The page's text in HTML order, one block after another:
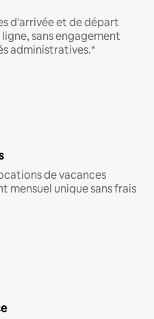
d'arrivée et de départ
sans engagement
administratives.*
de vacances
mensuel unique sans frais